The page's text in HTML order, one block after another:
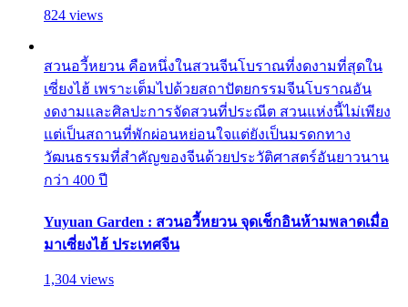
824 views
สวนอวี้หยวน คือหนึ่งในสวนจีนโบราณที่งดงามที่สุดใน
เซี่ยงไฮ้ เพราะเต็มไปด้วยสถาปัตยกรรมจีนโบราณอัน
งดงามและศิลปะการจัดสวนที่ประณีต สวนแห่งนี้ไม่เพียง
แต่เป็นสถานที่พักผ่อนหย่อนใจแต่ยังเป็นมรดกทาง
วัฒนธรรมที่สำคัญของจีนด้วยประวัติศาสตร์อันยาวนาน
กว่า 400 ปี
Yuyuan Garden : สวนอวี้หยวน จุดเช็กอินห้ามพลาดเมื่อ
มาเซี่ยงไฮ้ ประเทศจีน
1,304 views